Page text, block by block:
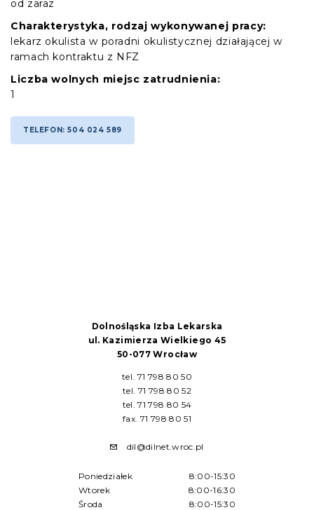
od zaraz
Charakterystyka, rodzaj wykonywanej pracy:
lekarz okulista w poradni okulistycznej działającej w
ramach kontraktu z NFZ
Liczba wolnych miejsc zatrudnienia:
1
TELEFON: 504 024 589
Dolnośląska Izba Lekarska
ul. Kazimierza Wielkiego 45
50-077 Wrocław
tel. 71 798 80 50
tel. 71 798 80 52
tel. 71 798 80 54
fax. 71 798 80 51
dil@dilnet.wroc.pl
Poniedziałek
8:00-15:30
Wtorek
8:00-16:30
Środa
8:00-15:30